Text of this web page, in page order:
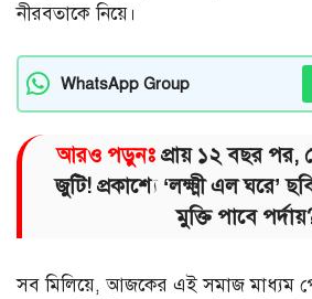
নীরবতাকে নিয়ে।
WhatsApp Group
আরও পড়ুনঃ প্রায় ১২ বছর পর,
জুটি! প্রকাশ্যে ‘লক্ষ্মী এল ঘরে’
মুক্তি পাবে
সব মিলিয়ে, আজকের এই সমাজ মাধ্যম